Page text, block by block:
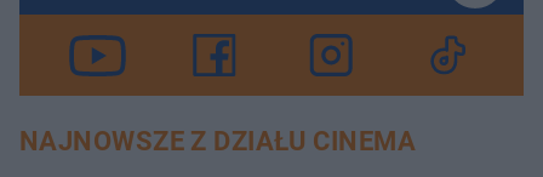
NAJNOWSZE Z DZIAŁU CINEMA